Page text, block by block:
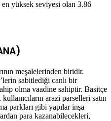
en yüksek seviyesi olan 3.86
meşalelerinden biridir.
sabitlediği canlı bir
olma vaadine sahiptir. Basitçe
arazi parselleri satın
parkları gibi yapılar inşa
para kazanabilecekleri,